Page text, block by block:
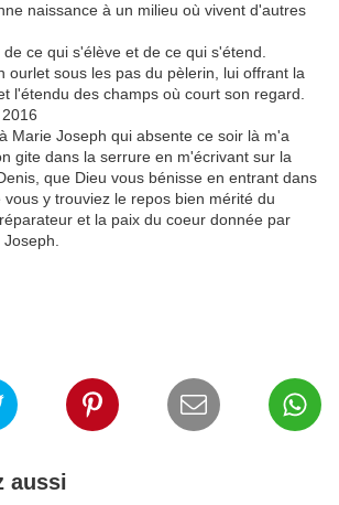
naissance à un milieu où vivent d'autres
ce qui s'élève et de ce qui s'étend.
ourlet sous les pas du pèlerin, lui offrant la
l'étendu des champs où court son regard.
Marie Joseph qui absente ce soir là m'a
gite dans la serrure en m'écrivant sur la
que Dieu vous bénisse en entrant dans
y trouviez le repos bien mérité du
et la paix du coeur donnée par
aussi